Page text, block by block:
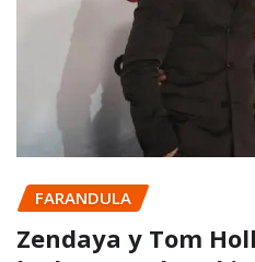
FARANDULA
Zendaya y Tom